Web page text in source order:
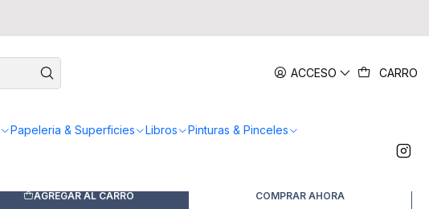
ACCESO CARRO
Papeleria & Superficies Libros Pinturas & Pinceles
Toned Gray Mixed Media
MEDIDA
AGREGAR AL CARRO COMPRAR AHORA